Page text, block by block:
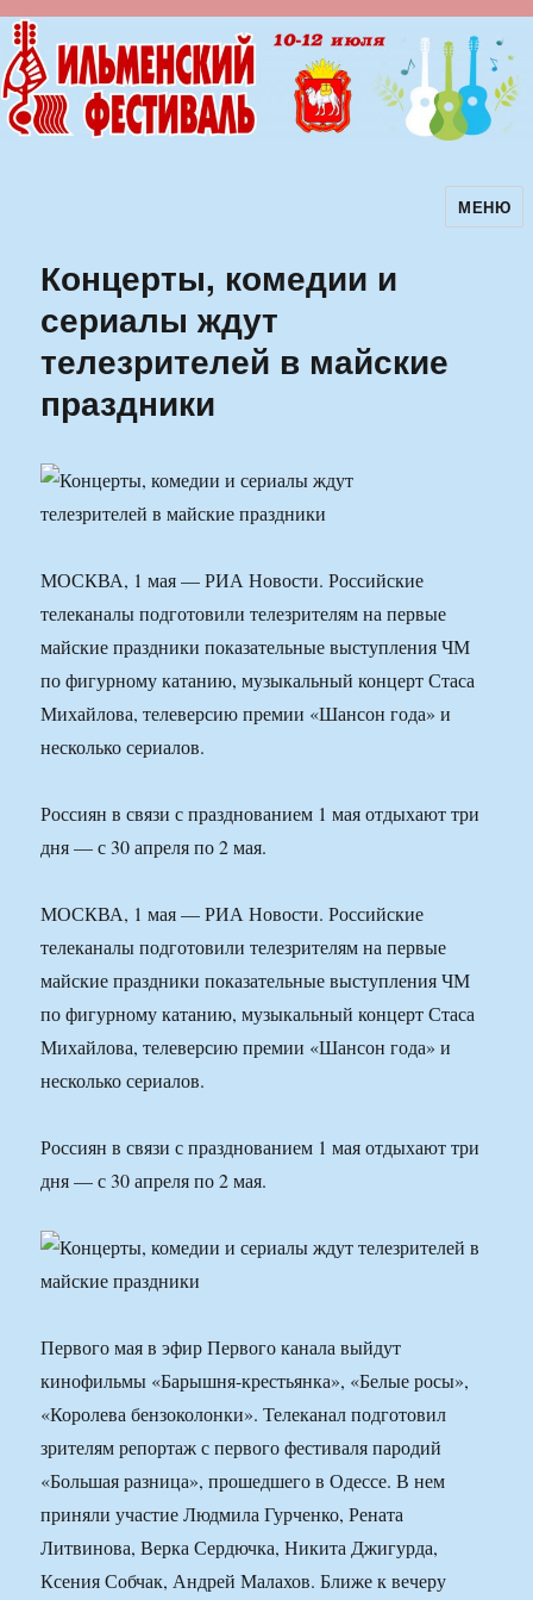
Ильменский фестиваль авторскойМЕНЮ
Концерты, комедии и
сериалы ждут
телезрителей в майские
праздники
МОСКВА, 1 мая — РИА Новости. Российские
телеканалы подготовили телезрителям на первые
майские праздники показательные выступления ЧМ
по фигурному катанию, музыкальный концерт Стаса
Михайлова, телеверсию премии «Шансон года» и
несколько сериалов.
Россиян в связи с празднованием 1 мая отдыхают три
дня — с 30 апреля по 2 мая.
МОСКВА, 1 мая — РИА Новости. Российские
телеканалы подготовили телезрителям на первые
майские праздники показательные выступления ЧМ
по фигурному катанию, музыкальный концерт Стаса
Михайлова, телеверсию премии «Шансон года» и
несколько сериалов.
Россиян в связи с празднованием 1 мая отдыхают три
дня — с 30 апреля по 2 мая.
Первого мая в эфир Первого канала выйдут
кинофильмы «Барышня-крестьянка», «Белые росы»,
«Королева бензоколонки». Телеканал подготовил
зрителям репортаж с первого фестиваля пародий
«Большая разница», прошедшего в Одессе. В нем
приняли участие Людмила Гурченко, Рената
Литвинова, Верка Сердючка, Никита Джигурда,
Ксения Собчак, Андрей Малахов. Ближе к вечеру